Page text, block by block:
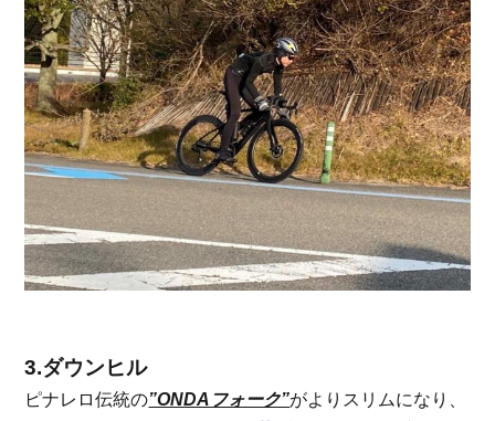
3.ダウンヒル
ピナレロ伝統の”ONDAフォーク”がよりスリムになり、